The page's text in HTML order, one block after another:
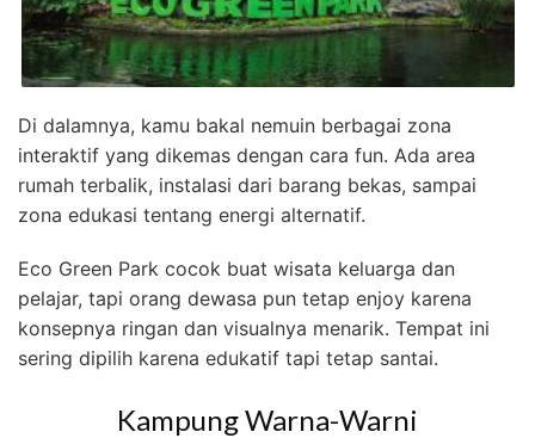
Di dalamnya, kamu bakal nemuin berbagai zona
interaktif yang dikemas dengan cara fun. Ada area
rumah terbalik, instalasi dari barang bekas, sampai
zona edukasi tentang energi alternatif.
Eco Green Park cocok buat wisata keluarga dan
pelajar, tapi orang dewasa pun tetap enjoy karena
konsepnya ringan dan visualnya menarik. Tempat ini
sering dipilih karena edukatif tapi tetap santai.
Kampung Warna-Warni